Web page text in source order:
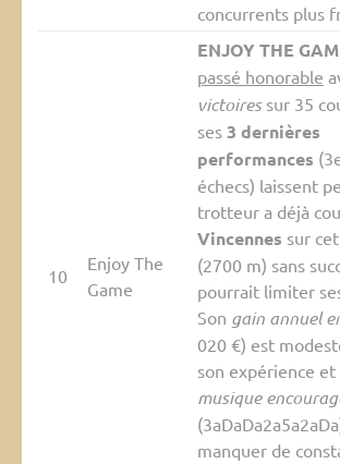
concurrents plus
10
Enjoy The
Game
ENJOY THE
passé honorable
victoiressur 35
ses 3 dernières
performances
échecs) laissent
trotteur a déjà
Vincennes sur
(2700 m) sans
pourrait limiter
Son gain annuel
020 €) est
son expérience et
musique
manquer de